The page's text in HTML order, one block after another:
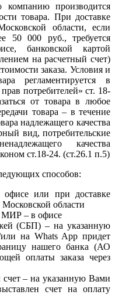
компанию производится
товара. При доставке
области, если
50 000 руб., требуется
банковской картой
на расчетный счет)
заказа. Условия и
регламентируется в
потребителей» ст. 18-
от товара в любое
товара – в течение
надлежащего качества
вид, потребительские
качества
ст.18-24. (ст.26.1 п.5)
способов:
или при доставке
области
МИР – в офисе
(СБП) – на указанную
на Whats App придет
нашего банка (АО
оплаты заказа через
– на указанную Вами
счет на оплату